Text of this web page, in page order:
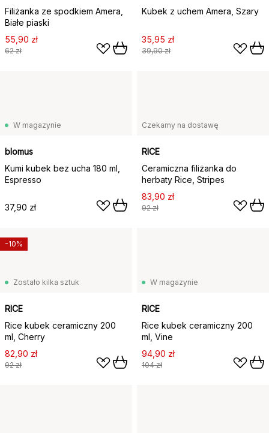
Filiżanka ze spodkiem Amera,
Białe piaski
55,90 zł
62 zł
Kubek z uchem Amera, Szary
35,95 zł
39,90 zł
W magazynie
blomus
Kumi kubek bez ucha 180 ml,
Espresso
37,90 zł
Czekamy na dostawę
RICE
Ceramiczna filiżanka do
herbaty Rice, Stripes
83,90 zł
92 zł
Zostało kilka sztuk
RICE
Rice kubek ceramiczny 200
ml, Cherry
82,90 zł
92 zł
-10%
W magazynie
RICE
Rice kubek ceramiczny 200
ml, Vine
94,90 zł
104 zł